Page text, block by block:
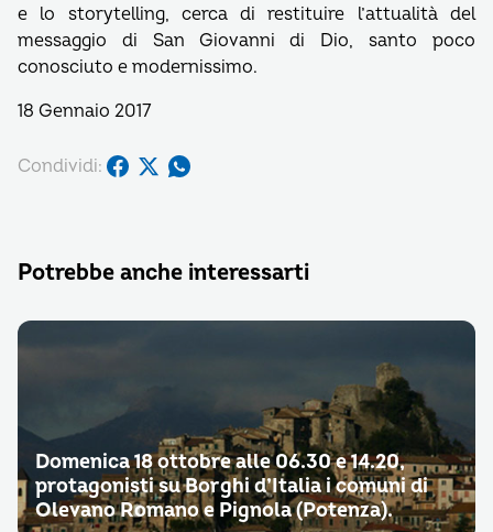
e lo storytelling, cerca di restituire l’attualità del
messaggio di San Giovanni di Dio, santo poco
conosciuto e modernissimo.
18 Gennaio 2017
Condividi:
Potrebbe anche interessarti
Domenica 18 ottobre alle 06.30 e 14.20,
protagonisti su Borghi d’Italia i comuni di
Olevano Romano e Pignola (Potenza).